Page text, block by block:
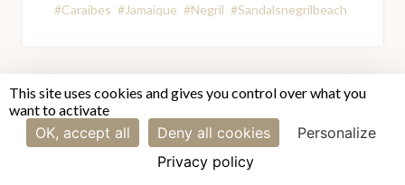
This site uses cookies and gives you control over what you
want to activate
OK, accept all Deny all cookies
Personalize
Privacy policy
#Caraibes #Jamaique #Negril #Sandalsnegrilbeach
@Anais